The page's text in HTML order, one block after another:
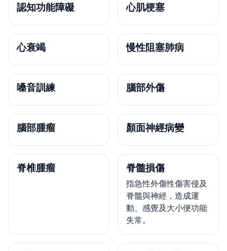
認知功能障礙 心肌梗塞
心衰竭 慢性阻塞肺病
嗓音訓練 腦部外傷
腦部腫瘤 顏面神經病變
脊椎腫瘤 脊髓損傷
指急性外傷性傷害侵及
脊髓與神經，造成運
動、感覺及大小便功能
失常。